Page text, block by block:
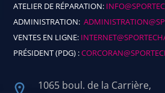
ATELIER DE RÉPARATION:
ADMINISTRATION:
VENTES EN LIGNE:
PRÉSIDENT (PDG) :
1065 boul. de la Carrière,